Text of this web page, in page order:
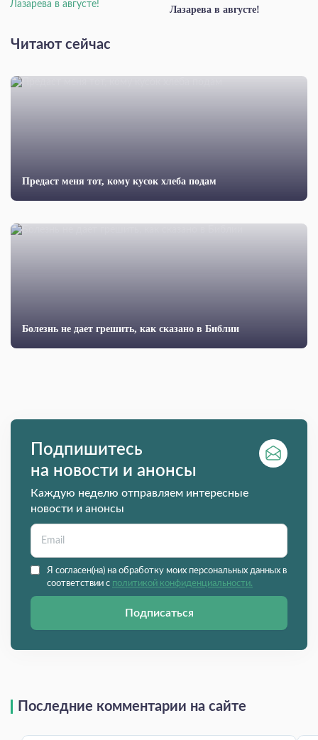
Лазарева в августе!
Читают сейчас
Предаст меня тот, кому кусок хлеба подам
Болезнь не дает грешить, как сказано в Библии
Подпишитесь
на новости и анонсы
Каждую неделю отправляем интересные
новости и анонсы
Я согласен(на) на обработку моих персональных данных в
соответствии с политикой конфиденциальности.
Подписаться
Последние комментарии на сайте